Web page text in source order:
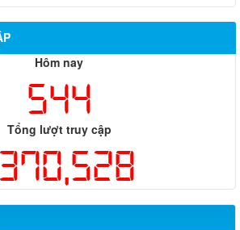
có đất bị thu hồi thuộc dự án nâng cấp
Trung tâm huyện Nhơn Trạch ra Quốc lộ
và huyện Nhơn Trạch
Hôm nay
544
Tổng lượt truy cập